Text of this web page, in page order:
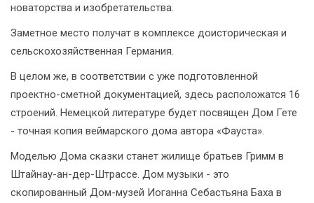
новаторства и изобретательства.
Заметное место получат в комплексе доисторическая и
сельскохозяйственная Германия.
В целом же, в соответствии с уже подготовленной
проектно-сметной документацией, здесь расположатся 16
строений. Немецкой литературе будет посвящен Дом Гете
- точная копия веймарского дома автора «Фауста».
Моделью Дома сказки станет жилище братьев Гримм в
Штайнау-ан-дер-Штрассе. Дом музыки - это
скопированный Дом-музей Иоганна Себастьяна Баха в